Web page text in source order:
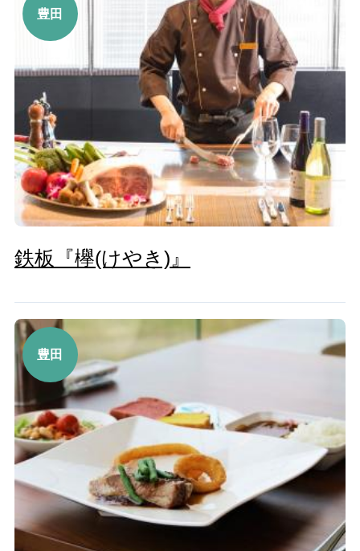
豊田
鉄板『欅(けやき)』
豊田